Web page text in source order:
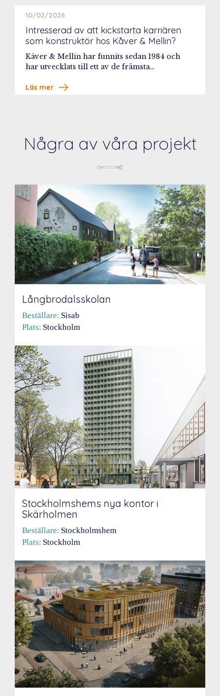
10/02/2026
Intresserad av att kickstarta karriären
som konstruktör hos Kåver & Mellin?
Kåver & Mellin har funnits sedan 1984 och
har utvecklats till ett av de främsta…
Läs mer
Några av våra projekt
Långbrodalsskolan
Beställare: Sisab
Plats: Stockholm
Stockholmshems nya kontor i
Skärholmen
Beställare: Stockholmshem
Plats: Stockholm